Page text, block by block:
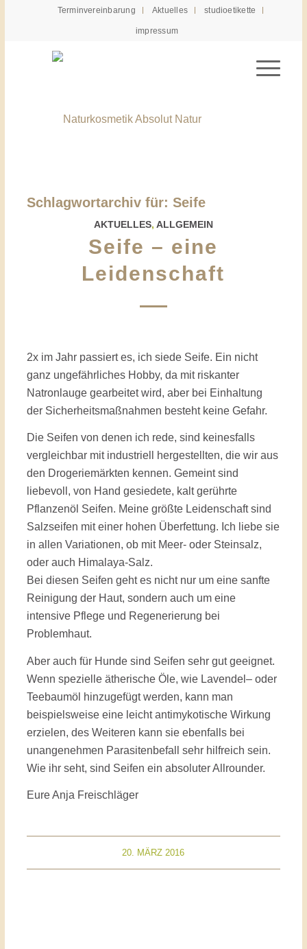
Terminvereinbarung Aktuelles studioetikette
impressum
Schlagwortarchiv für:Seife
AKTUELLES, ALLGEMEIN
Seife – eine
Leidenschaft
2x im Jahr passiert es, ich siede Seife. Ein nicht
ganz ungefährliches Hobby, da mit riskanter
Natronlauge gearbeitet wird, aber bei Einhaltung
der Sicherheitsmaßnahmen besteht keine Gefahr.
Die Seifen von denen ich rede, sind keinesfalls
vergleichbar mit industriell hergestellten, die wir aus
den Drogeriemärkten kennen. Gemeint sind
liebevoll, von Hand gesiedete, kalt gerührte
Pflanzenöl Seifen. Meine größte Leidenschaft sind
Salzseifen mit einer hohen Überfettung. Ich liebe sie
in allen Variationen, ob mit Meer- oder Steinsalz,
oder auch Himalaya-Salz.
Bei diesen Seifen geht es nicht nur um eine sanfte
Reinigung der Haut, sondern auch um eine
intensive Pflege und Regenerierung bei
Problemhaut.
Aber auch für Hunde sind Seifen sehr gut geeignet.
Wenn spezielle ätherische Öle, wie Lavendel– oder
Teebaumöl hinzugefügt werden, kann man
beispielsweise eine leicht antimykotische Wirkung
erzielen, des Weiteren kann sie ebenfalls bei
unangenehmen Parasitenbefall sehr hilfreich sein.
Wie ihr seht, sind Seifen ein absoluter Allrounder.
Eure Anja Freischläger
20. MÄRZ 2016